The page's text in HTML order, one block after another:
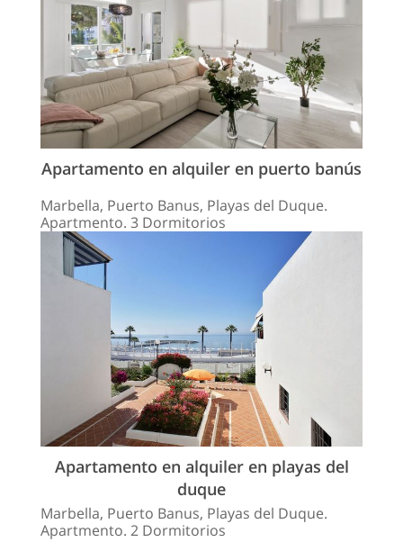
Apartamento en alquiler en puerto banús
Marbella, Puerto Banus, Playas del Duque.
Apartmento. 3 Dormitorios
Apartamento en alquiler en playas del
duque
Marbella, Puerto Banus, Playas del Duque.
Apartmento. 2 Dormitorios